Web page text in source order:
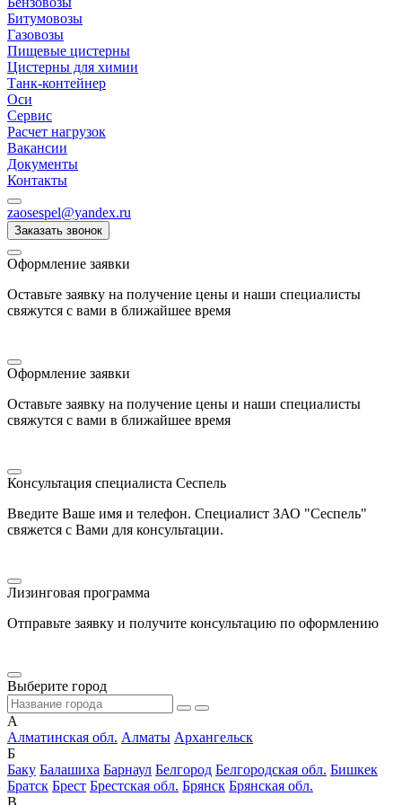
Битумовозы
Газовозы
Пищевые цистерны
Цистерны для химии
Танк-контейнер
Оси
Сервис
Расчет нагрузок
Вакансии
Документы
Контакты
zaosespel@yandex.ru
Заказать звонок
Оформление заявки
Оставьте заявку на получение цены и наши специалисты
свяжутся с вами в ближайшее время
Оформление заявки
Оставьте заявку на получение цены и наши специалисты
свяжутся с вами в ближайшее время
Консультация специалиста Сеспель
Введите Ваше имя и телефон. Специалист ЗАО "Сеспель"
свяжется с Вами для консультации.
Лизинговая программа
Отправьте заявку и получите консультацию по оформлению
Выберите город
А
Алматинская обл. Алматы Архангельск
Б
Баку Балашиха Барнаул Белгород Белгородская обл. Бишкек
Братск Брест Брестская обл. Брянск Брянская обл.
В